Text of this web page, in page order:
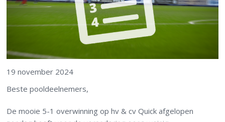
19 november 2024
Beste pooldeelnemers,
De mooie 5-1 overwinning op hv & cv Quick afgelopen